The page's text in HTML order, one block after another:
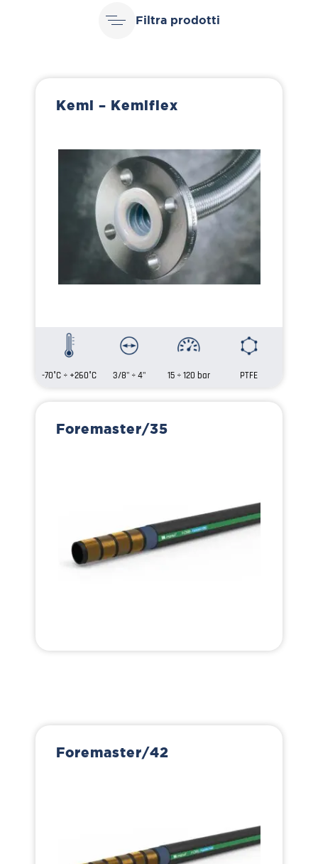
Filtra prodotti
Kemi – Kemiflex
-70°C ÷ +260°C 3/8" ÷ 4" 15 ÷ 120 bar PTFE
Foremaster/35
Foremaster/42